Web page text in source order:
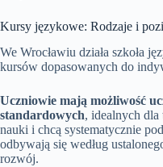
Kursy językowe: Rodzaje i
We Wrocławiu działa szkoła
kursów dopasowanych do
Uczniowie mają możliwość
standardowych, idealnych
nauki i chcą systematycznie
odbywają się według
rozwój.